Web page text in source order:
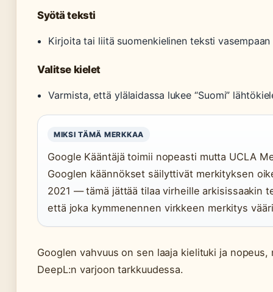
Syötä teksti
Kirjoita tai liitä suomenkielinen teksti
Valitse kielet
Varmista, että ylälaidassa lukee “Suomi”
MIKSI TÄMÄ MERKKAA
Google Kääntäjä toimii nopeasti mutta UCLA
Googlen käännökset säilyttivät merkityksen
2021 — tämä jättää tilaa virheille arkisissaakin
että joka kymmenennen virkkeen merkitys
Googlen vahvuus on sen laaja kielituki ja
DeepL:n varjoon tarkkuudessa.